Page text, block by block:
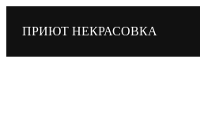
ПРИЮТ НЕКРАСОВКА